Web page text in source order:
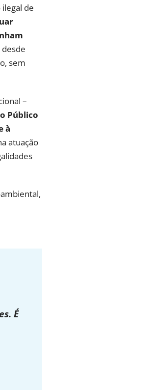
de
sem
–
Público
à
atuação
É